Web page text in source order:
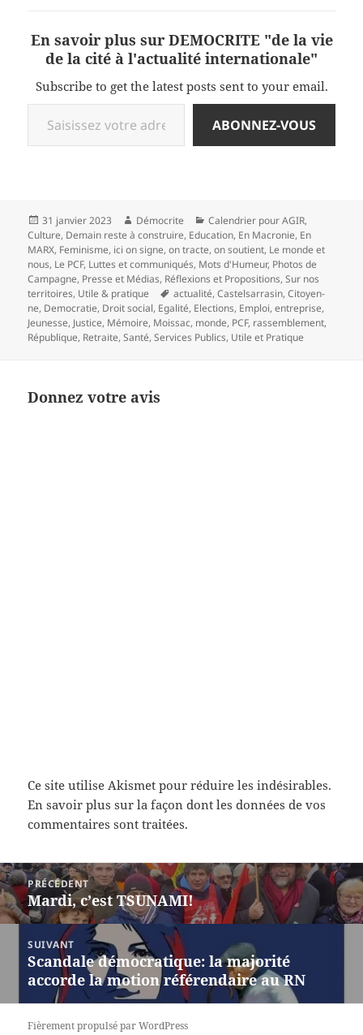
En savoir plus sur DEMOCRITE "de la vie
de la cité à l'actualité internationale"
Subscribe to get the latest posts sent to your email.
Saisissez votre adresse e-mail…
ABONNEZ-VOUS
Publié
le
31 janvier 2023 Auteur
Démocrite Catégories
Calendrier pour AGIR,
Culture, Demain reste à construire, Education, En Macronie, En
MARX, Feminisme, ici on signe, on tracte, on soutient, Le monde et
nous, Le PCF, Luttes et communiqués, Mots d'Humeur, Photos de
Campagne, Presse et Médias, Réflexions et Propositions,Sur nos
territoires, Utile & pratique
Mots-
clés
actualité,Castelsarrasin,Citoyen-
ne, Democratie, Droit social, Egalité, Elections, Emploi,entreprise,
Jeunesse, Justice, Mémoire, Moissac, monde, PCF, rassemblement,
République, Retraite,Santé,Services Publics, Utile et Pratique
Donnez votre avis
Ce site utilise Akismet pour réduire les indésirables.
En savoir plus sur la façon dont les données de vos
commentaires sont traitées.
Navigation
de
l’article
PRÉCÉDENT
Article
précédent :
Mardi, c’est TSUNAMI!
SUIVANT
Article
suivant :
Scandale démocratique: la majorité
accorde la motion référendaire au RN
Fièrement propulsé par WordPress